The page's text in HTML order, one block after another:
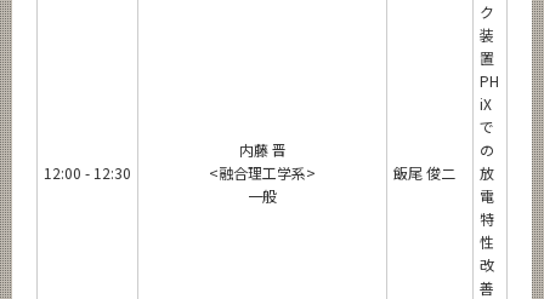
12:00 - 12:30
内藤 晋
<融合理工学系>
一般
飯尾 俊二
ク
装
置
PH
iX
で
の
放
電
特
性
改
善